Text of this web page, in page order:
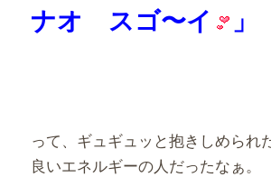
ナオ スゴ〜イ 」
って、ギュギュッと抱きしめられた
良いエネルギーの人だったなぁ。